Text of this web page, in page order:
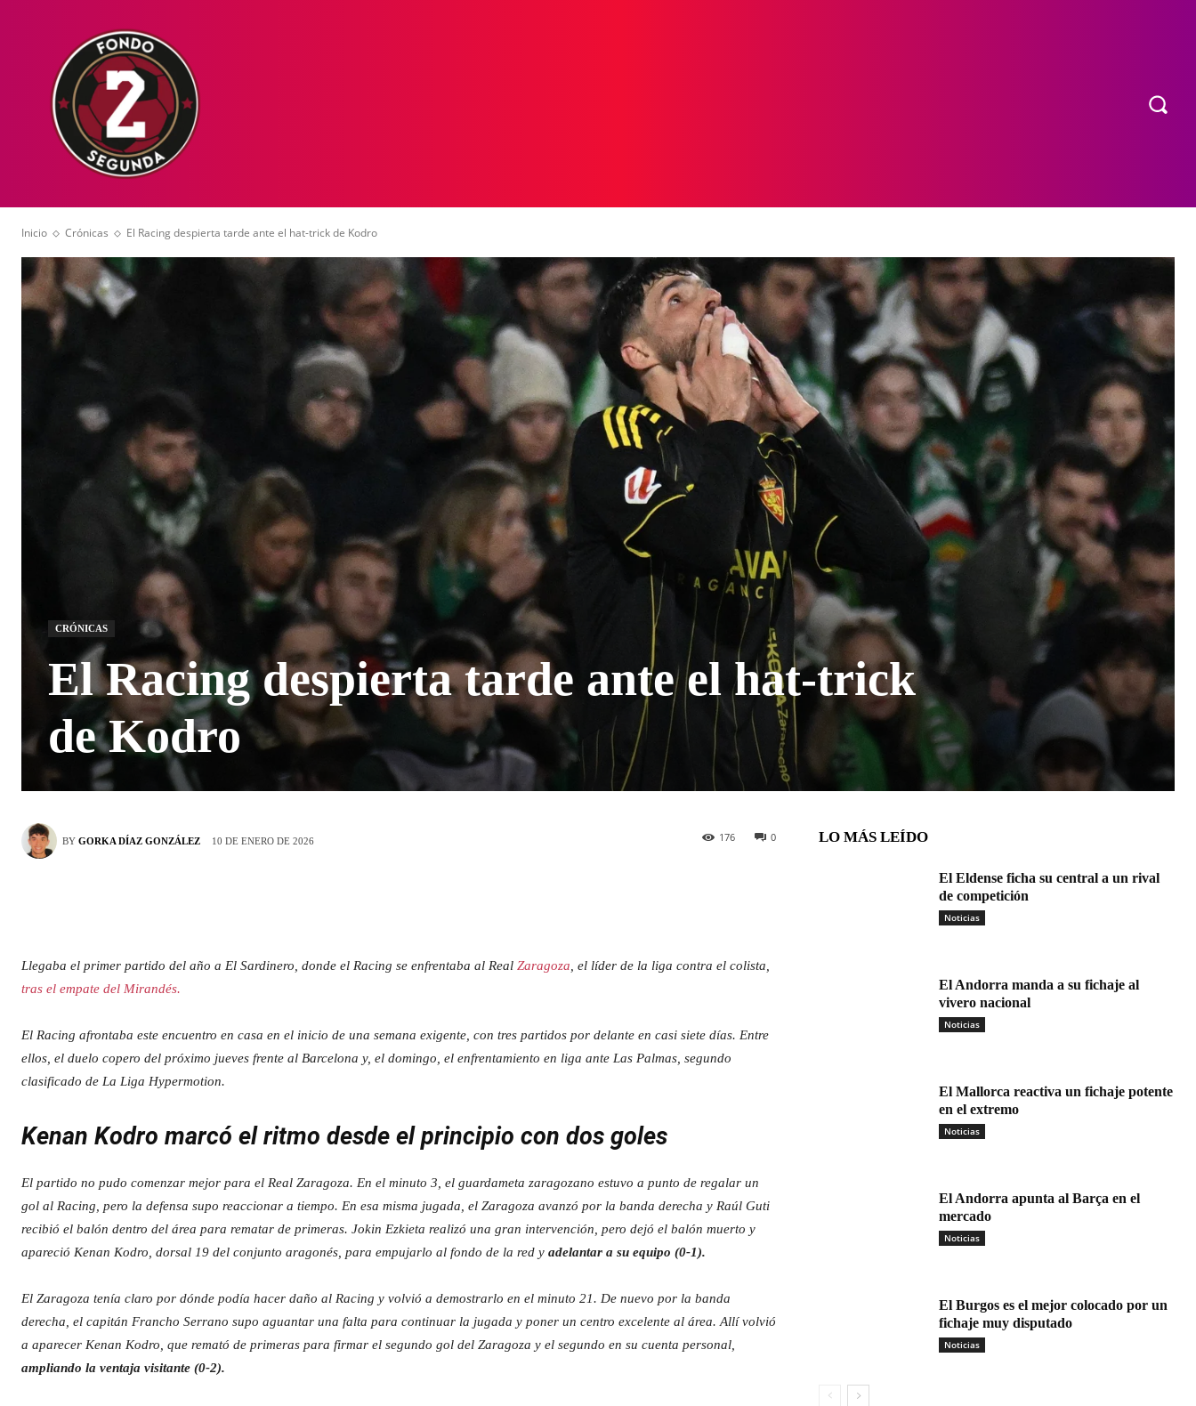
Inicio Crónicas El Racing despierta tarde ante el hat-trick de Kodro
CRÓNICAS
El Racing despierta tarde ante el hat-trick
de Kodro
BY GORKA DÍAZ GONZÁLEZ 10 DE ENERO DE 2026 0
176
Llegaba el primer partido del año a El Sardinero, donde el Racing se enfrentaba al Real Zaragoza, el líder de la liga contra el colista,
tras el empate del Mirandés.
El Racing afrontaba este encuentro en casa en el inicio de una semana exigente, con tres partidos por delante en casi siete días. Entre
ellos, el duelo copero del próximo jueves frente al Barcelona y, el domingo, el enfrentamiento en liga ante Las Palmas, segundo
clasificado de La Liga Hypermotion.
Kenan Kodro marcó el ritmo desde el principio con dos goles
El partido no pudo comenzar mejor para el Real Zaragoza. En el minuto 3, el guardameta zaragozano estuvo a punto de regalar un
gol al Racing, pero la defensa supo reaccionar a tiempo. En esa misma jugada, el Zaragoza avanzó por la banda derecha y Raúl Guti
recibió el balón dentro del área para rematar de primeras. Jokin Ezkieta realizó una gran intervención, pero dejó el balón muerto y
apareció Kenan Kodro, dorsal 19 del conjunto aragonés, para empujarlo al fondo de la red y adelantar a su equipo (0-1).
El Zaragoza tenía claro por dónde podía hacer daño al Racing y volvió a demostrarlo en el minuto 21. De nuevo por la banda
derecha, el capitán Francho Serrano supo aguantar una falta para continuar la jugada y poner un centro excelente al área. Allí volvió
a aparecer Kenan Kodro, que remató de primeras para firmar el segundo gol del Zaragoza y el segundo en su cuenta personal,
ampliando la ventaja visitante (0-2).
LO MÁS LEÍDO
El Eldense ficha su central a un rival
de competición
Noticias
El Andorra manda a su fichaje al
vivero nacional
Noticias
El Mallorca reactiva un fichaje potente
en el extremo
Noticias
El Andorra apunta al Barça en el
mercado
Noticias
El Burgos es el mejor colocado por un
fichaje muy disputado
Noticias